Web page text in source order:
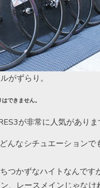
がずらり。
できません。
が非常に人気がありま
んなシチュエーションで
つかずなハイトなんです
、レースメインじゃなけ